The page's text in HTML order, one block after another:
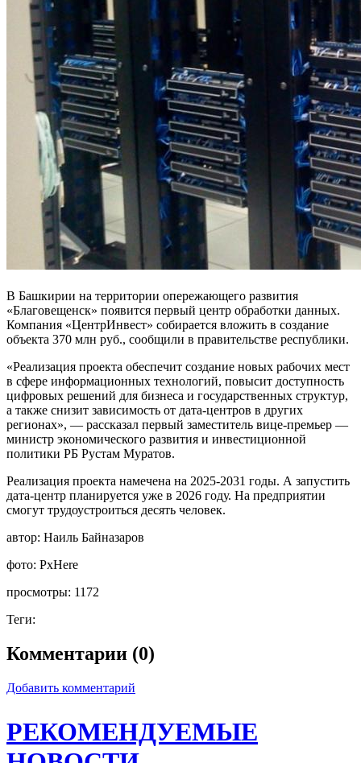
В Башкирии на территории опережающего развития
«Благовещенск» появится первый центр обработки данных.
Компания «ЦентрИнвест» собирается вложить в создание
объекта 370 млн руб., сообщили в правительстве республики.
«Реализация проекта обеспечит создание новых рабочих мест
в сфере информационных технологий, повысит доступность
цифровых решений для бизнеса и государственных структур,
а также снизит зависимость от дата-центров в других
регионах», — рассказал первый заместитель вице-премьер —
министр экономического развития и инвестиционной
политики РБ Рустам Муратов.
Реализация проекта намечена на 2025-2031 годы. А запустить
дата-центр планируется уже в 2026 году. На предприятии
смогут трудоустроиться десять человек.
автор: Наиль Байназаров
фото: PxHere
просмотры: 1172
Теги:
Комментарии (0)
Добавить комментарий
РЕКОМЕНДУЕМЫЕ